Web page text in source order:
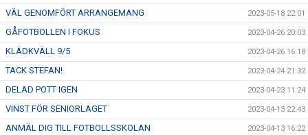
VÄL GENOMFÖRT ARRANGEMANG 2023-05-18 22:01
GÅFOTBOLLEN I FOKUS 2023-04-26 20:03
KLÄDKVÄLL 9/5 2023-04-26 16:18
TACK STEFAN! 2023-04-24 21:32
DELAD POTT IGEN 2023-04-23 11:24
VINST FÖR SENIORLAGET 2023-04-13 22:43
ANMÄL DIG TILL FOTBOLLSSKOLAN 2023-04-13 16:22